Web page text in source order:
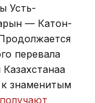
Усть-
— Катон-
перевала
знаменитым
получают